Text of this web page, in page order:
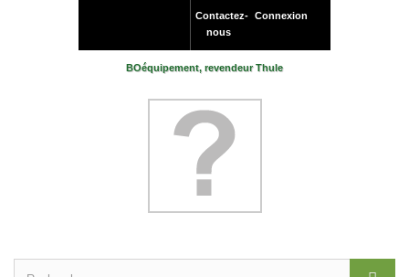
Connexion
Contactez-
nous
BOéquipement, revendeur Thule